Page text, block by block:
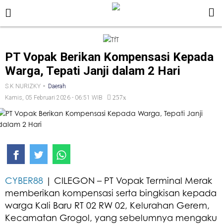
PT Vopak Berikan Kompensasi Kepada
Warga, Tepati Janji dalam 2 Hari
S.K NURIZKY - Daerah
Kamis, 05 Februari 2026 - 06:51 WIB
257x
CYBER88 | CILEGON – PT Vopak Terminal Merak
memberikan kompensasi serta bingkisan kepada
warga Kali Baru RT 02 RW 02, Kelurahan Gerem,
Kecamatan Grogol, yang sebelumnya mengaku